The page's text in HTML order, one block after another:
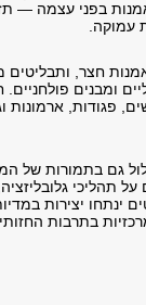
בפני עצמה —
עמוקה.
חצר,
ומבנים
פגודות, ארמונות
תהליכי
ינתחו יצירות
בתרבות